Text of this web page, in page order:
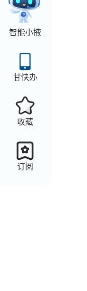
智能小掖
甘快办
收藏
订阅